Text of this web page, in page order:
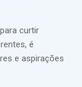
curtir
é
e aspirações